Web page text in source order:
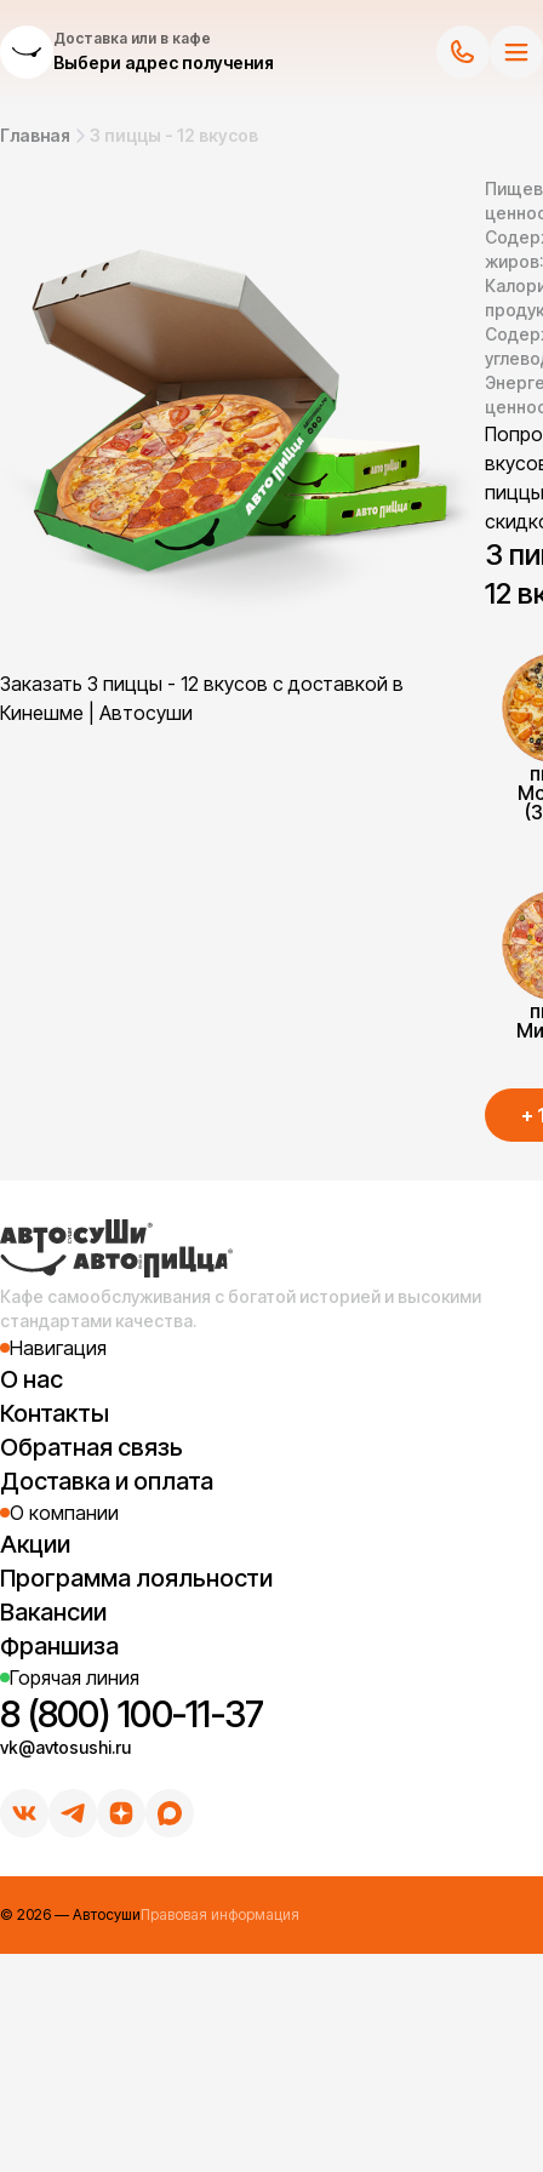
Доставка или в кафе
Выбери адрес получения
Главная 3 пиццы - 12 вкусов
Заказать 3 пиццы - 12 вкусов с доставкой в
Кинешме | Автосуши
3
12
+
Кафе самообслуживания с богатой историей и высокими
стандартами качества.
Навигация
О нас
Контакты
Обратная связь
Доставка и оплата
О компании
Акции
Программа лояльности
Вакансии
Франшиза
Горячая линия
8 (800) 100-11-37
vk@avtosushi.ru
© 2026 — АвтосушиПравовая информация